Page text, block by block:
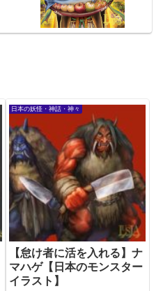
日本の妖怪・神話・神々
【怠け者に活を入れる】ナ
マハゲ【日本のモンスター
イラスト】